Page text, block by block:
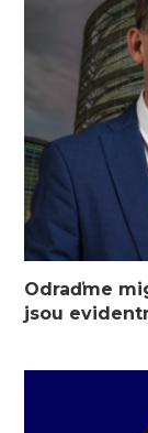
Odraďme
jsou